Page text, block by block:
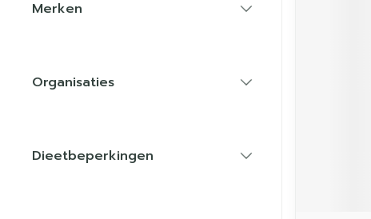
Merken
Organisaties
Dieetbeperkingen